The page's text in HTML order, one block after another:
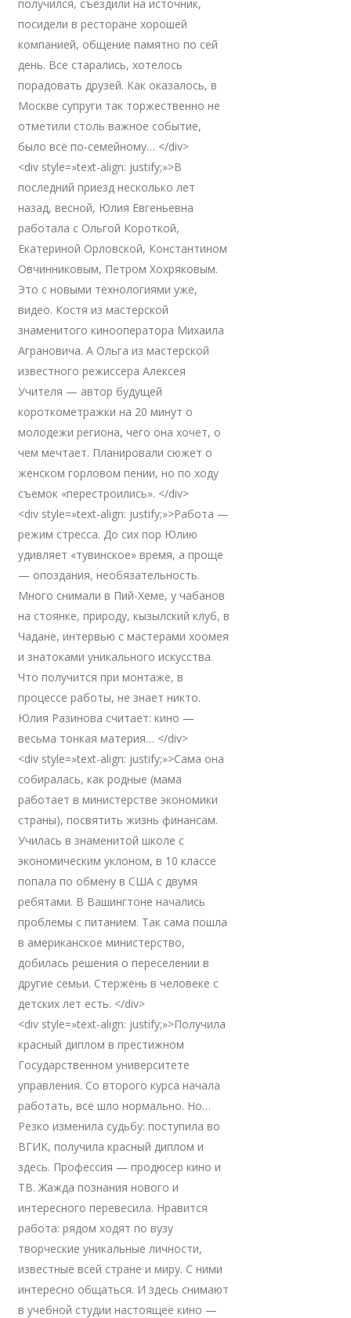
получился, съездили на источник,
посидели в ресторане хорошей
компанией, общение памятно по сей
день. Все старались, хотелось
порадовать друзей. Как оказалось, в
Москве супруги так торжественно не
отметили столь важное событие,
было всё по-семейному… </div>
<div style=»text-align: justify;»>В
последний приезд несколько лет
назад, весной, Юлия Евгеньевна
работала с Ольгой Короткой,
Екатериной Орловской, Константином
Овчинниковым, Петром Хохряковым.
Это с новыми технологиями уже,
видео. Костя из мастерской
знаменитого кинооператора Михаила
Аграновича. А Ольга из мастерской
известного режиссера Алексея
Учителя — автор будущей
короткометражки на 20 минут о
молодежи региона, чего она хочет, о
чем мечтает. Планировали сюжет о
женском горловом пении, но по ходу
съемок «перестроились». </div>
<div style=»text-align: justify;»>Работа —
режим стресса. До сих пор Юлию
удивляет «тувинское» время, а проще
— опоздания, необязательность.
Много снимали в Пий-Хеме, у чабанов
на стоянке, природу, кызылский клуб, в
Чадане, интервью с мастерами хоомея
и знатоками уникального искусства.
Что получится при монтаже, в
процессе работы, не знает никто.
Юлия Разинова считает: кино —
весьма тонкая материя… </div>
<div style=»text-align: justify;»>Сама она
собиралась, как родные (мама
работает в министерстве экономики
страны), посвятить жизнь финансам.
Училась в знаменитой школе с
экономическим уклоном, в 10 классе
попала по обмену в США с двумя
ребятами. В Вашингтоне начались
проблемы с питанием. Так сама пошла
в американское министерство,
добилась решения о переселении в
другие семьи. Стержень в человеке с
детских лет есть. </div>
<div style=»text-align: justify;»>Получила
красный диплом в престижном
Государственном университете
управления. Со второго курса начала
работать, всё шло нормально. Но…
Резко изменила судьбу: поступила во
ВГИК, получила красный диплом и
здесь. Профессия — продюсер кино и
ТВ. Жажда познания нового и
интересного перевесила. Нравится
работа: рядом ходят по вузу
творческие уникальные личности,
известные всей стране и миру. С ними
интересно общаться. И здесь снимают
в учебной студии настоящее кино —